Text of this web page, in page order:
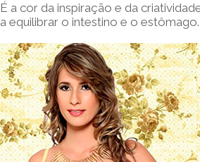
É a cor da inspiração e da
a equilibrar o intestino e o estômago.